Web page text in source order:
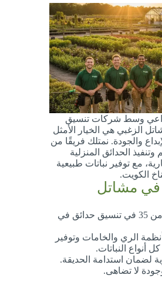
وسط شركات تنسيق
الزغبي هي الخيار الأمثل
والجودة. نمتلك فريقًا من
الحدائق المنزلية
مع توفير نباتات طبيعية
الكويت.
في مشاتل
خبرة تمتد لأكثر من 35 في تنسيق حدائق في
الري والخامات وتوفير
أنواع النباتات.
لضمان استدامة الحديقة.
لا تضاهى.